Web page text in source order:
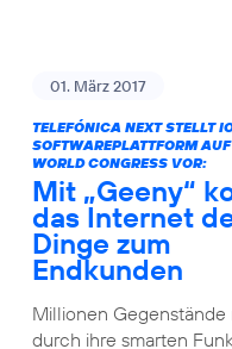
01. März 2017
TELEFÓNICA NEXT STELLT
SOFTWAREPLATTFORM
WORLD CONGRESS VOR:
Mit „Geeny“
das Internet
Dinge zum
Endkunden
Millionen Gegenstände
durch ihre smarten